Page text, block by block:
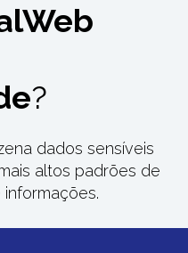
?
dados sensíveis
altos padrões de